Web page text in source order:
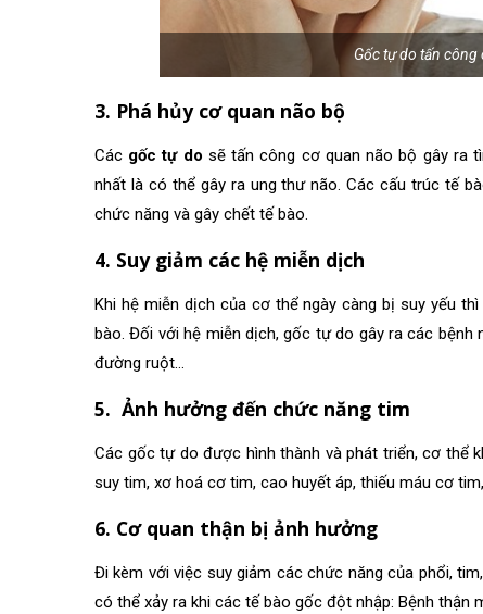
Gốc tự do tấn công
3. Phá hủy cơ quan não bộ
Các gốc tự do sẽ tấn công cơ quan não bộ gây ra
nhất là có thể gây ra ung thư não. Các cấu trúc tế
chức năng và gây chết tế bào.
4. Suy giảm các hệ miễn dịch
Khi hệ miễn dịch của cơ thể ngày càng bị suy yếu
bào. Đối với hệ miễn dịch, gốc tự do gây ra các bệnh
đường ruột…
5. Ảnh hưởng đến chức năng tim
Các gốc tự do được hình thành và phát triển, cơ thể
suy tim, xơ hoá cơ tim, cao huyết áp, thiếu máu cơ
6. Cơ quan thận bị ảnh hưởng
Đi kèm với việc suy giảm các chức năng của phổi,
có thể xảy ra khi các tế bào gốc đột nhập: Bệnh thận